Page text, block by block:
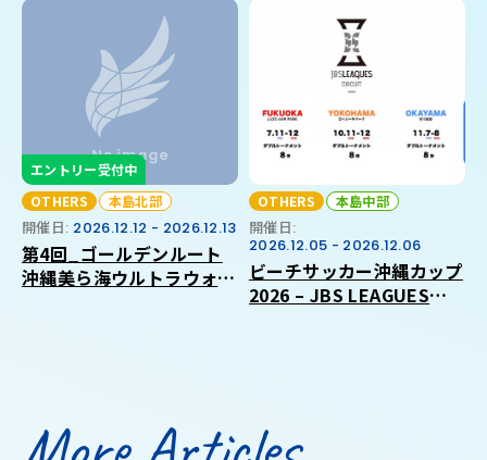
エントリー受付中
OTHERS
本島北部
開催日: 2026.12.12 - 2026.12.13
第4回_ゴールデンルート
沖縄美ら海ウルトラウォー
OTHERS 本島中部
開催日:
2026.12.05 - 2026.12.06
ビーチサッカー沖縄カップ
2026 – JBS LEAGUES